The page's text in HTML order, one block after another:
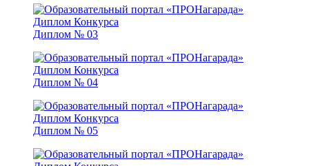
Диплом № 03
Диплом № 04
Диплом № 05